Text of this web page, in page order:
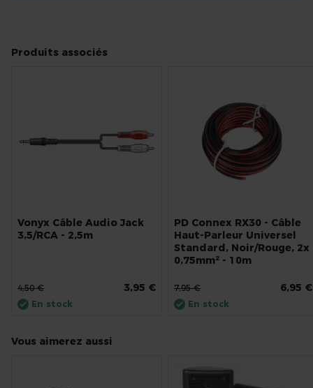
Produits associés
Vonyx Câble Audio Jack
3,5/RCA - 2,5m
3,95 €
4,50 €
En stock
PD Connex RX30 - Câble
Haut-Parleur Universel
Standard, Noir/Rouge, 2x
0,75mm² - 10m
6,95 €
7,95 €
En stock
Vous aimerez aussi